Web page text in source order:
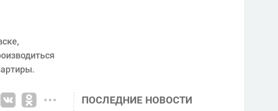
ПОСЛЕДНИЕ НОВОСТИ